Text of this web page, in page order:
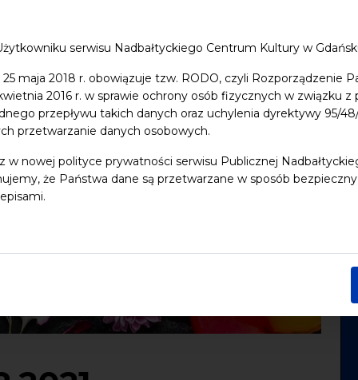
serwisu Nadbałtyckiego Centrum Kultury w
maja 2018 r. obowiązuje tzw. RODO, czyli Rozporządzenie
2016 r. w sprawie ochrony osób fizycznych w związku
przepływu takich danych oraz uchylenia dyrektywy 95/
przetwarzanie danych osobowych.
w nowej polityce prywatności serwisu Publicznej
że Państwa dane są przetwarzane w sposób